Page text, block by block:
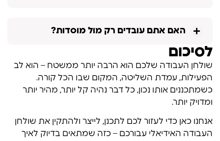
האם אתם עובדים רק מול מוסדות?
לסיכום
שולחן העבודה שלכם הוא הרבה יותר ממשטח – הוא לב
הפעילות, עמדת השליטה, המקום שבו הכל קורה.
כשמתכננים אותו נכון, כל דבר נהיה קל יותר, מהיר יותר
ומדויק יותר.
אנחנו כאן כדי לעזור לכם לתכנן, לייצר ולהתקין את שולחן
העבודה האידיאלי עבורכם – כזה שמתאים בדיוק לאיך